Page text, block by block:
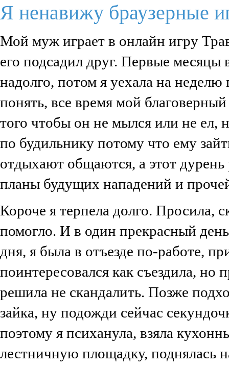
Я ненавижу браузерные
Мой муж играет в онлайн игру
его подсадил друг. Первые месяцы
надолго, потом я уехала на
понять, все время мой
того чтобы он не мылся или не ел,
по будильнику потому что ему
отдыхают общаются, а этот дурень
планы будущих нападений и
Короче я терпела долго. Просила,
помогло. И в один прекрасный
дня, я была в отъезде по-работе,
поинтересовался как съездила, но
решила не скандалить. Позже
зайка, ну подожди сейчас
поэтому я психанула, взяла
лестничную площадку, поднялась